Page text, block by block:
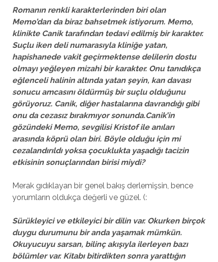
Romanın renkli karakterlerinden biri olan
Memo’dan da biraz bahsetmek istiyorum. Memo,
klinikte Canik tarafından tedavi edilmiş bir karakter.
Suçlu iken deli numarasıyla kliniğe yatan,
hapishanede vakit geçirmektense delilerin dostu
olmayı yeğleyen mizahi bir karakter. Onu tanıdıkça
eğlenceli halinin altında yatan şeyin, kan davası
sonucu amcasını öldürmüş bir suçlu olduğunu
görüyoruz. Canik, diğer hastalarına davrandığı gibi
onu da cezasız bırakmıyor sonunda.Canik’in
gözündeki Memo, sevgilisi Kristof ile anıları
arasında köprü olan biri. Böyle olduğu için mi
cezalandırıldı yoksa çocuklukta yaşadığı tacizin
etkisinin sonuçlarından birisi miydi?
Merak gıdıklayan bir genel bakış derlemişsin, bence
yorumların oldukça değerli ve güzel. (:
Sürükleyici ve etkileyici bir dilin var. Okurken birçok
duygu durumunu bir anda yaşamak mümkün.
Okuyucuyu sarsan, bilinç akışıyla ilerleyen bazı
bölümler var. Kitabı bitirdikten sonra yarattığın